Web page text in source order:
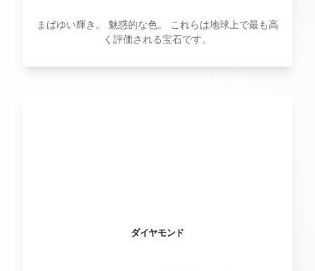
まばゆい輝き。 魅惑的な色。 これらは地球上で最も高
く評価される宝石です。
ダイヤモンド